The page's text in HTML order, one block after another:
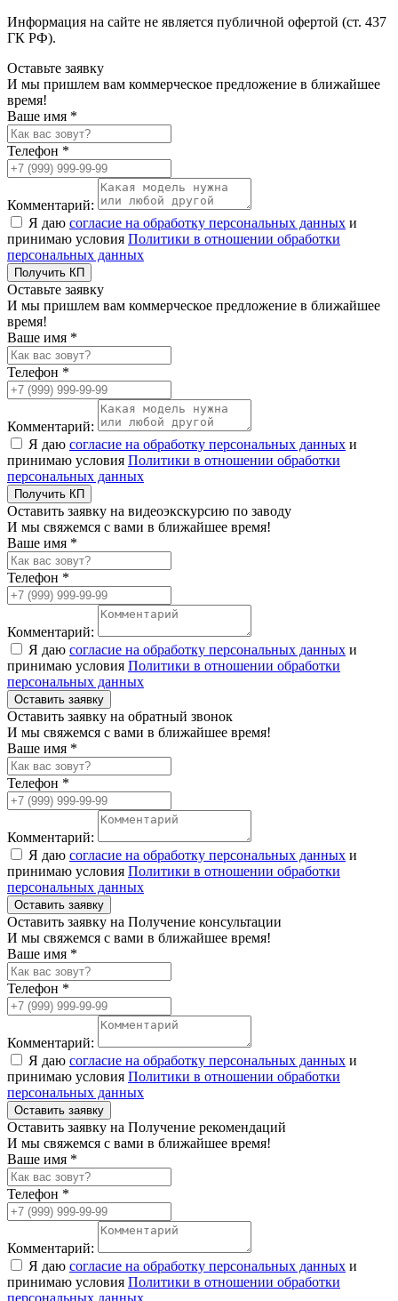
Информация на сайте не является публичной офертой (ст. 437
ГК РФ).
Оставьте заявку
И мы пришлем вам коммерческое предложение в ближайшее
время!
Ваше имя *
Телефон *
Комментарий:
Я даю согласие на обработку персональных данных и
принимаю условия Политики в отношении обработки
персональных данных
Получить КП
Оставьте заявку
И мы пришлем вам коммерческое предложение в ближайшее
время!
Ваше имя *
Телефон *
Комментарий:
Я даю согласие на обработку персональных данных и
принимаю условия Политики в отношении обработки
персональных данных
Получить КП
Оставить заявку на видеоэкскурсию по заводу
И мы свяжемся с вами в ближайшее время!
Ваше имя *
Телефон *
Комментарий:
Я даю согласие на обработку персональных данных и
принимаю условия Политики в отношении обработки
персональных данных
Оставить заявку
Оставить заявку на обратный звонок
И мы свяжемся с вами в ближайшее время!
Ваше имя *
Телефон *
Комментарий:
Я даю согласие на обработку персональных данных и
принимаю условия Политики в отношении обработки
персональных данных
Оставить заявку
Оставить заявку на Получение консультации
И мы свяжемся с вами в ближайшее время!
Ваше имя *
Телефон *
Комментарий:
Я даю согласие на обработку персональных данных и
принимаю условия Политики в отношении обработки
персональных данных
Оставить заявку
Оставить заявку на Получение рекомендаций
И мы свяжемся с вами в ближайшее время!
Ваше имя *
Телефон *
Комментарий:
Я даю согласие на обработку персональных данных и
принимаю условия Политики в отношении обработки
персональных данных